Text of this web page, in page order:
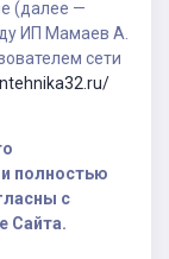
(далее —
ИП Мамаев А.
сети
полностью
с
Сайта.